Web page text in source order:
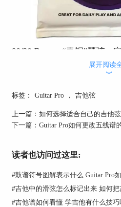
80/20 Bronze:“青铜”琴弦，
金，80/20是铜与锡的比列
琴弦，它的音色明亮清脆捎
也可以用来指弹。
展开阅读
︾
标签： Guitar Pro ， 吉他弦
上一篇： 如何选择适合自己的吉他弦
下一篇： Guitar Pro如何更改五线谱
读者也访问过这里:
#鼓谱符号图解表示什么 Guitar Pro
#吉他中的滑弦怎么标记出来 如何
#吉他谱如何看懂 学吉他有什么技巧